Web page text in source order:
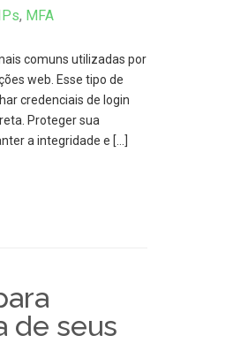
, MFA
comuns utilizadas por
web. Esse tipo de
credenciais de login
Proteger sua
a integridade e […]
de seus